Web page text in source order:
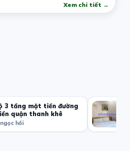
Xem chi tiết →
3 tầng mặt tiền đường
quận thanh khê
hồi